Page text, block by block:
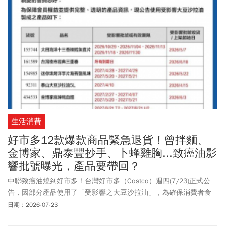
生活消費
好市多12款爆款商品緊急退貨！曾拌麵、
金博家、鼎泰豐抄手、卜蜂雞胸...致癌油影
響批號曝光，產品要帶回？
中聯致癌油燒到好市多！台灣好市多（Costco）週四(7/23)正式公
告，因部分產品使用了「受影響之大豆沙拉油」，為確保消費者食
用安全與權益，即日起針對12款受影響批號之產品啟動退貨機制。
日期：2026-07-23